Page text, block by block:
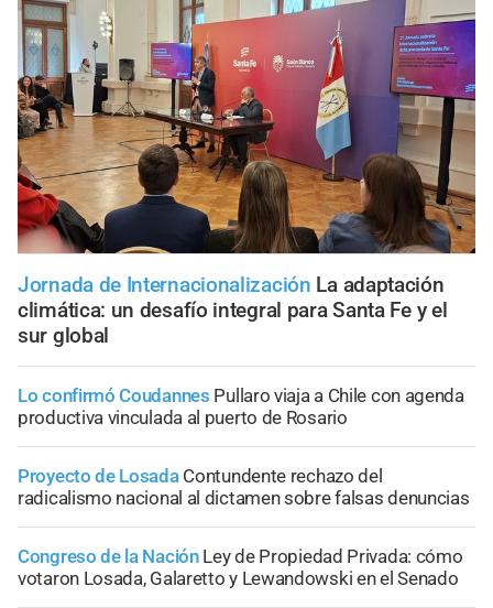
Jornada de Internacionalización La adaptación
climática: un desafío integral para Santa Fe y el
sur global
Lo confirmó Coudannes Pullaro viaja a Chile con agenda
productiva vinculada al puerto de Rosario
Proyecto de Losada Contundente rechazo del
radicalismo nacional al dictamen sobre falsas denuncias
Congreso de la Nación Ley de Propiedad Privada: cómo
votaron Losada, Galaretto y Lewandowski en el Senado